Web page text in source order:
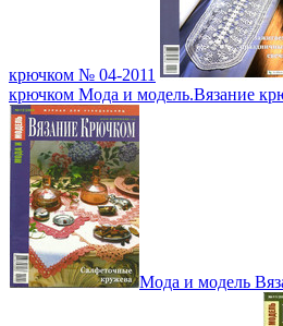
крючком № 04-2011
крючком Мода и модель.Вязание
Мода и модель